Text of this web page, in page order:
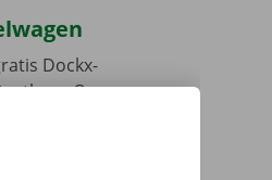
Dockx-
Open